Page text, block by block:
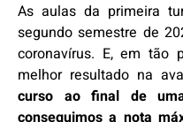
As aulas da primeira
segundo semestre de
coronavírus. E, em tão
melhor resultado na
curso ao final de
conseguimos a nota